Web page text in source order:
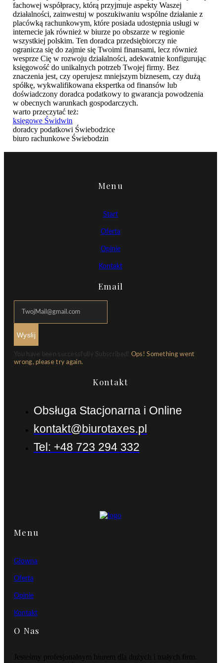
fachowej współpracy, którą przyjmuje aspekty Waszej
działalności, zainwestuj w poszukiwaniu wspólne działanie z
placówką rachunkowym, które posiada udostępnia usługi w
internecie jak również w biurze po obszarze w regionie
wszystkiej polskim. Ten doradca przedsiębiorczy nie
ogranicza się do zajmie się Twoimi finansami, lecz również
wesprze Cię w rozwoju działalności, adekwatnie konfigurując
księgowość do unikalnych potrzeb Twojej firmy. Bez
znaczenia jest, czy operujesz mniejszym biznesem, czy dużą
spółkę, wykwalifikowana ekspertka od finansów lub
doświadczony doradca podatkowy to gwarancja powodzenia
w obecnych warunkach gospodarczych.
warto przeczytać też:
księgowe Świdwin
doradcy podatkowi Świebodzice
biuro rachunkowe Świebodzin
Menu
Start
Oferta
Opinie
Kontakt
Email
Wyslij
You have been successfully Subscribed!
Ops! Something went
wrong, please try again.
Kontakt
Obsługa Stacjonarna i Online
kontakt@biurotaxes.pl
Tel: +48 723 294 332
Menu
Głowna
Oferta
Opinie
Kontakt
O Nas
Jesteśmy profesjonalnym biurem dla dużych i małych firm.